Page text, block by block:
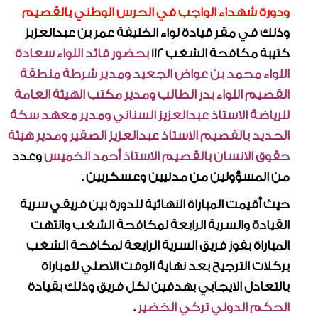
ودورة شهداء الواجب في الحرس الوطني بالقصيم
وذلك في مقر قيادة لواء الخليفة عمر بن عبدالعزيز
كتيبة مكافحة الشغب 112
بحضور قائد اللواء سعادة
اللواء محمد بن عواض الجعيد ومدير شرطة منطقة
القصيم اللواء بدر الطالب ومدير مكتب الهيئة العامة
للرياضة الاستاذ عبدالعزيز السناني ومدير معهد سكة
الحديد بالقصيم الاستاذ عبدالعزيز الصقير ومدير هيئة
حقوق الانسان بالقصيم الاستاذ أحمد الخميسوعدد
من المسؤولين من مدنيين وعسكريين .
حيث أقيمت المباراة النهائية للدورة بين فريقي سرية
القيادة والسرية الرابعة لمكافحة الشغب وانتهت
المباراة بفوز فريق السرية الرايعة لمكافحة الشغب
بركلات الترجيح بعد نهاية الوقت الاصلي للمباراة
بالتعادل الايجابي بهدفين لكل فريق وذلك بقيادة
الحكم الدولي تركي الخضير .